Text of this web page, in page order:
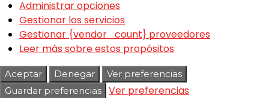
Administrar opciones
Gestionar los servicios
Gestionar {vendor_count} proveedores
Leer más sobre estos propósitos
Aceptar Denegar
Ver preferencias
Guardar preferencias
Ver preferencias